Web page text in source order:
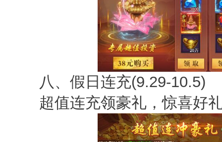
八、假日连充(9.29-10.5)
超值连充领豪礼，惊喜好